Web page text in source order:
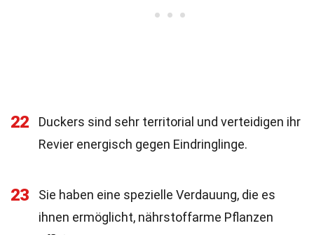
22
Duckers sind sehr territorial und verteidigen ihr
Revier energisch gegen Eindringlinge.
23
Sie haben eine spezielle Verdauung, die es
ihnen ermöglicht, nährstoffarme Pflanzen